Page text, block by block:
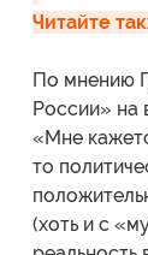
Читайте
По мнению
России» на
«Мне
то
(хоть и с